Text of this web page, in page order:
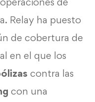
Relay ha puesto
de cobertura de
en el que los
contra las
con una